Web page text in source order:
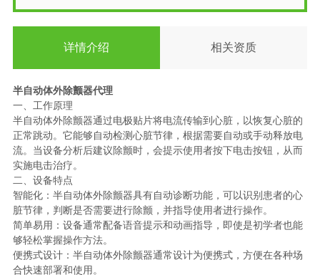
详情介绍 相关资质
半自动体外除颤器代理
一、工作原理
半自动体外除颤器通过电极贴片将电流传输到心脏，以恢复心脏的
正常跳动。它能够自动检测心脏节律，根据需要自动或手动释放电
流。当设备分析后建议除颤时，会提示使用者按下电击按钮，从而
实施电击治疗。
二、设备特点
智能化：半自动体外除颤器具有自动诊断功能，可以识别患者的心
脏节律，判断是否需要进行除颤，并指导使用者进行操作。
简单易用：设备通常配备语音提示和动画指导，即使是初学者也能
够轻松掌握操作方法。
便携式设计：半自动体外除颤器通常设计为便携式，方便在各种场
合快速部署和使用。